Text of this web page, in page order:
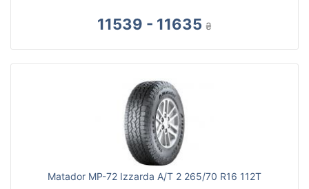
11539 - 11635 ₴
Matador MP-72 Izzarda A/T 2 265/70 R16 112T